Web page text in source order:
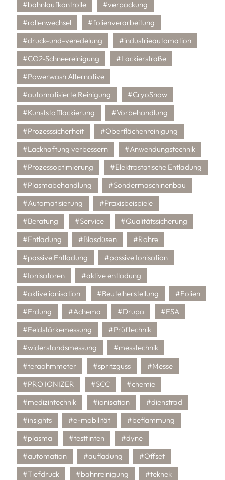
#bahnlaufkontrolle
#verpackung
#rollenwechsel
#folienverarbeitung
#druck-und-veredelung
#industrieautomation
#CO2-Schneereinigung
#Lackierstraße
#Powerwash Alternative
#automatisierte Reinigung
#CryoSnow
#Kunststofflackierung
#Vorbehandlung
#Prozesssicherheit
#Oberflächenreinigung
#Lackhaftung verbessern
#Anwendungstechnik
#Prozessoptimierung
#Elektrostatische Entladung
#Plasmabehandlung
#Sondermaschinenbau
#Automatisierung
#Praxisbeispiele
#Beratung
#Service
#Qualitätssicherung
#Entladung
#Blasdüsen
#Rohre
#passive Entladung
#passive Ionisation
#Ionisatoren
#aktive entladung
#aktive ionisation
#Beutelherstellung
#Folien
#Erdung
#Achema #Drupa
#ESA
#Feldstärkemessung
#Prüftechnik
#widerstandsmessung
#messtechnik
#teraohmmeter
#spritzguss
#Messe
#PRO IONIZER
#SCC
#chemie
#medizintechnik
#ionisation
#dienstrad
#insights
#e-mobilität
#beflammung
#plasma
#testtinten
#dyne
#automation
#aufladung
#Offset
#Tiefdruck
#bahnreinigung
#teknek